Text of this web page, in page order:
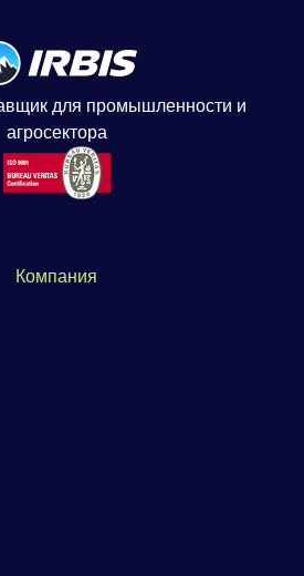
для промышленности и
агросектора
Компания